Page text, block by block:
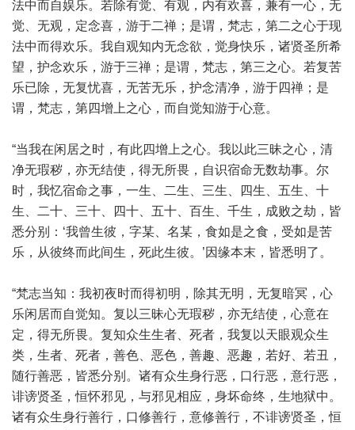
法中而自娱乐。若除有觉、有观，内有欢喜，兼有一心，无
觉、无观，定念喜，游于二禅；是谓，梵志，第二之心于现
法中而得欢乐。我自观知内无念欲，觉身快乐，诸贤圣所希
望，护念欢乐，游于三禅；是谓，梵志，第三之心。若复苦
乐已除，无复忧喜，无苦无乐，护念清净，游于四禅；是
谓，梵志，第四增上之心，而自觉知游于心意。
“当我在闲居之时，有此四增上之心。我以此三昧之心，清
净无瑕秽，亦无结使，得无所畏，自识宿命无数劫事。尔
时，我忆宿命之事，一生、二生、三生、四生、五生、十
生、二十、三十、四十、五十、百生、千生，成败之劫，皆
悉分别：‘我曾生彼，字某、名某，食如是之食，受如是苦
乐，从彼终而此间生，死此生彼。’因缘本末，皆悉明了。
“梵志当知：我初夜时而得初明，除其无明，无复暗冥，心
乐闲居而自觉知。复以三昧心无瑕秽，亦无结使，心意在
定，得无所畏。复知众生生者、死者，我复以天眼观众生
类，生者、死者，善色、恶色，善趣、恶趣，若好、若丑，
随行善恶，皆悉分别。诸有众生身行恶，口行恶，意行恶，
诽谤贤圣，恒怀邪见，与邪见相应，身坏命终，生地狱中。
诸有众生身行善行，口修善行，意修善行，不诽谤贤圣，恒